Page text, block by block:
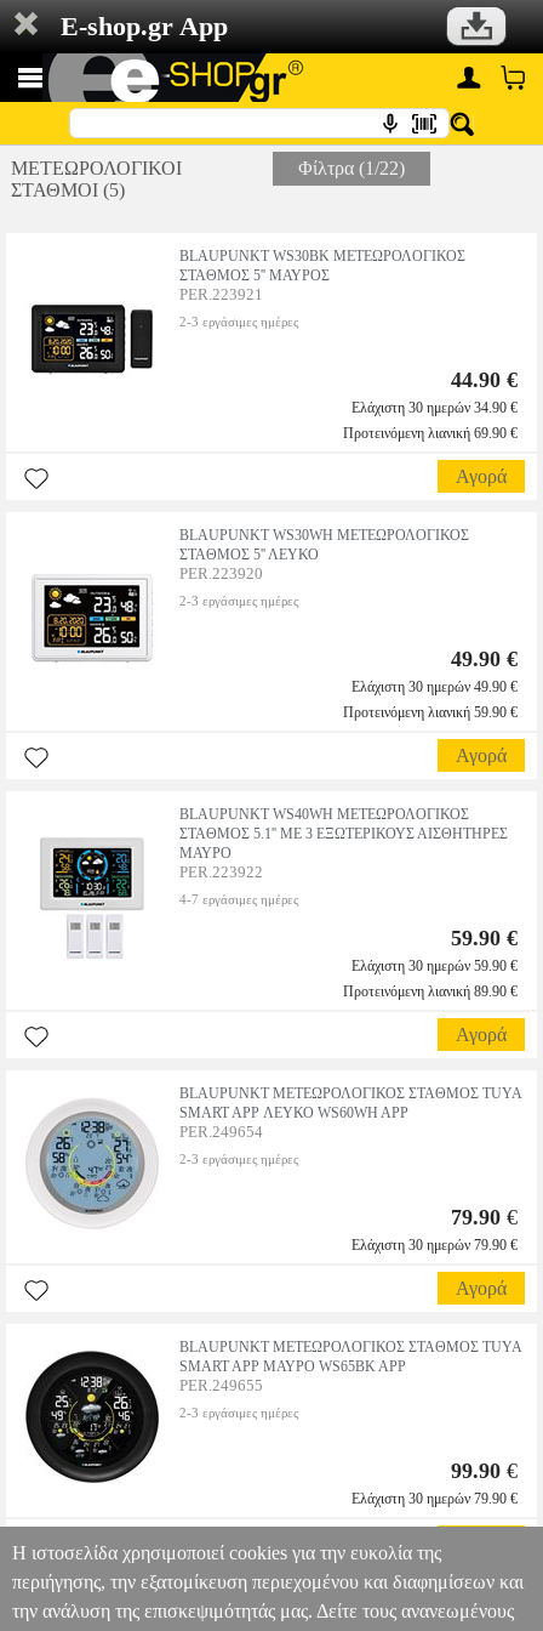
E-shop.gr App
ΜΕΤΕΩΡΟΛΟΓΙΚΟΙ
ΣΤΑΘΜΟΙ (5)
Φίλτρα (1/22)
BLAUPUNKT WS30BK ΜΕΤΕΩΡΟΛΟΓΙΚΟΣ
ΣΤΑΘΜΟΣ 5'' ΜΑΥΡΟΣ
PER.223921
2-3 εργάσιμες ημέρες
44.90 €
Ελάχιστη 30 ημερών 34.90 €
Προτεινόμενη λιανική 69.90 €
Αγορά
BLAUPUNKT WS30WH ΜΕΤΕΩΡΟΛΟΓΙΚΟΣ
ΣΤΑΘΜΟΣ 5'' ΛΕΥΚΟ
PER.223920
2-3 εργάσιμες ημέρες
49.90 €
Ελάχιστη 30 ημερών 49.90 €
Προτεινόμενη λιανική 59.90 €
Αγορά
BLAUPUNKT WS40WH ΜΕΤΕΩΡΟΛΟΓΙΚΟΣ
ΣΤΑΘΜΟΣ 5.1'' ΜΕ 3 ΕΞΩΤΕΡΙΚΟΥΣ ΑΙΣΘΗΤΗΡΕΣ
ΜΑΥΡΟ
PER.223922
4-7 εργάσιμες ημέρες
59.90 €
Ελάχιστη 30 ημερών 59.90 €
Προτεινόμενη λιανική 89.90 €
Αγορά
BLAUPUNKT ΜΕΤΕΩΡΟΛΟΓΙΚΟΣ ΣΤΑΘΜΟΣ TUYA
SMART APP ΛΕΥΚΟ WS60WH APP
PER.249654
2-3 εργάσιμες ημέρες
79.90 €
Ελάχιστη 30 ημερών 79.90 €
Αγορά
BLAUPUNKT ΜΕΤΕΩΡΟΛΟΓΙΚΟΣ ΣΤΑΘΜΟΣ TUYA
SMART APP ΜΑΥΡΟ WS65BK APP
PER.249655
2-3 εργάσιμες ημέρες
99.90 €
Ελάχιστη 30 ημερών 79.90 €
Η ιστοσελίδα χρησιμοποιεί cookies για την ευκολία της
περιήγησης, την εξατομίκευση περιεχομένου και διαφημίσεων και
την ανάλυση της επισκεψιμότητάς μας. Δείτε τους ανανεωμένους